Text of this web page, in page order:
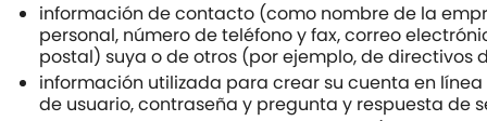
información de contacto (como nombre de la
personal, número de teléfono y fax, correo
postal) suya o de otros (por ejemplo, de directivos
información utilizada para crear su cuenta en
de usuario, contraseña y pregunta y respuesta de